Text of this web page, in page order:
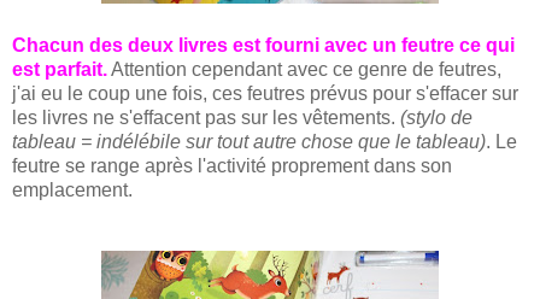
Chacun des deux livres est fourni avec un feutre ce qui
est parfait.Attention cependant avec ce genre de feutres,
j'ai eu le coup une fois, ces feutres prévus pour s'effacer sur
les livres ne s'effacent pas sur les vêtements. (stylo de
tableau = indélébile sur tout autre chose que le tableau). Le
feutre se range après l'activité proprement dans son
emplacement.